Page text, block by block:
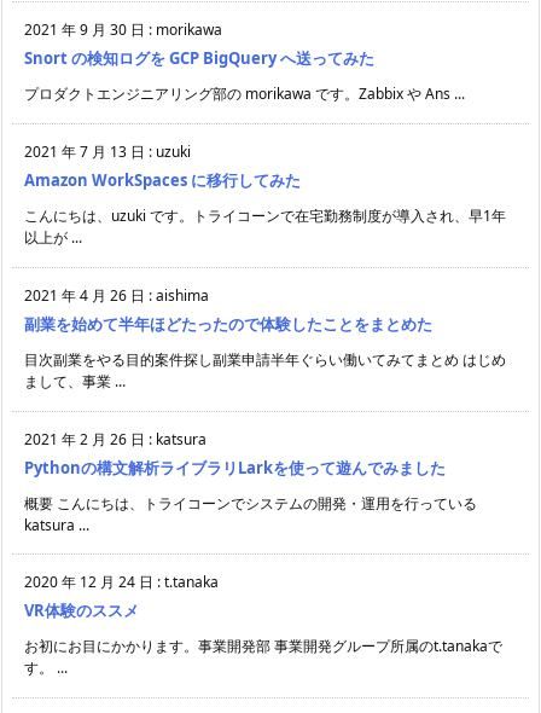
2021 年 9 月 30 日 : morikawa
Snort の検知ログを GCP BigQuery へ送ってみた
プロダクトエンジニアリング部の morikawa です。Zabbix や Ans ...
2021 年 7 月 13 日 : uzuki
Amazon WorkSpaces に移行してみた
こんにちは、uzuki です。トライコーンで在宅勤務制度が導入され、早1年
以上が ...
2021 年 4 月 26 日 :aishima
副業を始めて半年ほどたったので体験したことをまとめた
目次副業をやる目的案件探し副業申請半年ぐらい働いてみてまとめ はじめ
まして、事業 ...
2021 年 2 月 26 日 : katsura
Pythonの構文解析ライブラリLarkを使って遊んでみました
概要 こんにちは、トライコーンでシステムの開発・運用を行っている
katsura ...
2020 年 12 月 24 日 :t.tanaka
VR体験のススメ
お初にお目にかかります。事業開発部 事業開発グループ所属のt.tanakaで
す。 ...